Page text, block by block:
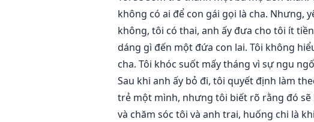
không có ai để con gái gọi là cha. Nhưng,
không, tôi có thai, anh ấy đưa cho tôi ít
dáng gì đến một đứa con lai. Tôi không
cha. Tôi khóc suốt mấy tháng vì sự ngu
Sau khi anh ấy bỏ đi, tôi quyết định làm
trẻ một mình, nhưng tôi biết rõ rằng đó sẽ
và chăm sóc tôi và anh trai, huống chi là